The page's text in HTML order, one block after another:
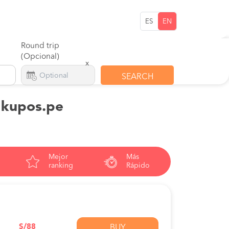
ES EN
Round trip
(Opcional)
x
SEARCH
Mejor
ranking
Más
Rápido
S/88